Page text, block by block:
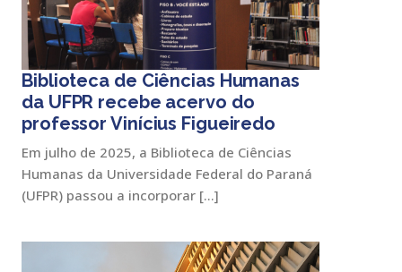
Biblioteca de Ciências Humanas
da UFPR recebe acervo do
professor Vinícius Figueiredo
Em julho de 2025, a Biblioteca de Ciências
Humanas da Universidade Federal do Paraná
(UFPR) passou a incorporar […]